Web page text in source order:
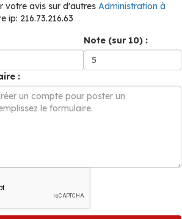
votre avis sur d'autres Administration à
ip: 216.73.216.63
Note (sur 10) :
: